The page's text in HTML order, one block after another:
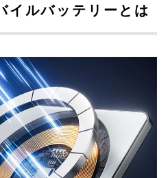
ルバッテリーとは